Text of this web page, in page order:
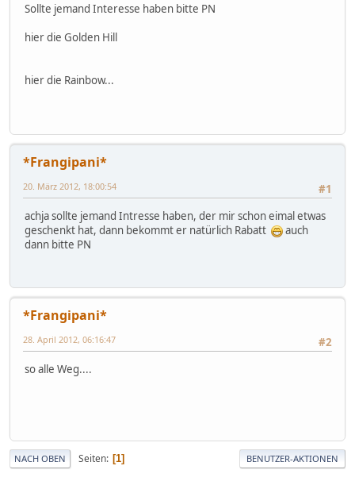
Sollte jemand Interesse haben bitte PN
hier die Golden Hill
hier die Rainbow...
*Frangipani*
#1
20. März 2012, 18:00:54
achja sollte jemand Intresse haben, der mir schon eimal etwas
geschenkt hat, dann bekommt er natürlich Rabatt
auch
dann bitte PN
*Frangipani*
#2
28. April 2012, 06:16:47
so alle Weg....
NACH OBEN Seiten 1 BENUTZER-AKTIONEN